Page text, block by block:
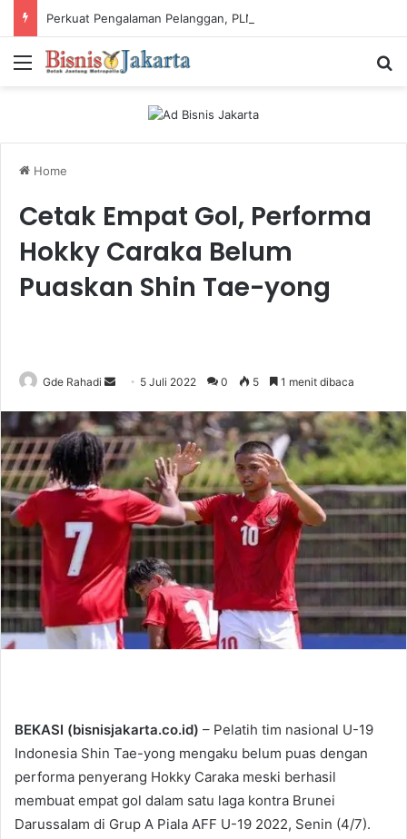
Menu
Home
Cetak Empat Gol, Performa
Hokky Caraka Belum
Puaskan Shin Tae-yong
Gde Rahadi
n
d
a
n
e
m
i
l
5 Juli 2022 0 5 1 menit dibaca
BEKASI (bisnisjakarta.co.id) – Pelatih tim nasional U-19
Indonesia Shin Tae-yong mengaku belum puas dengan
performa penyerang Hokky Caraka meski berhasil
membuat empat gol dalam satu laga kontra Brunei
Darussalam di Grup A Piala AFF U-19 2022, Senin (4/7).